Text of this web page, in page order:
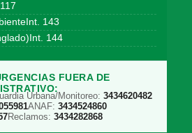
143
144
FUERA DE
Urbana/Monitoreo: 3434620482
ANAF: 3434524860
Reclamos: 3434282868